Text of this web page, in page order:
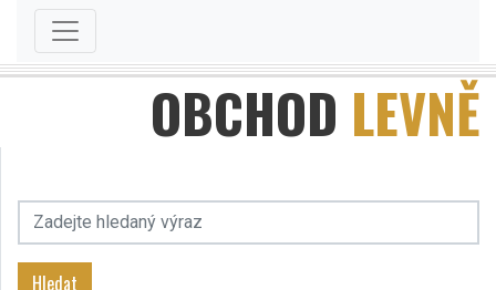
OBCHOD LEVNĚ
Hledat